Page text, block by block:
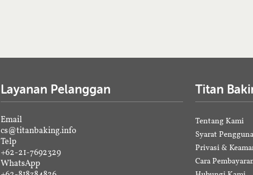
Layanan Pelanggan
Email
cs@titanbaking.info
Telp
+62-21-7692329
WhatsApp
Titan
Tentang Kami
Syarat
Privasi &
Cara